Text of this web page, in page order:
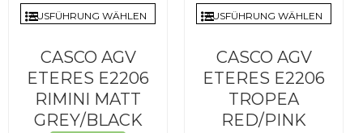
AUSFÜHRUNG WÄHLEN
CASCO AGV
ETERES E2206
RIMINI MATT
GREY/BLACK
AUSFÜHRUNG WÄHLEN
CASCO AGV
ETERES E2206
TROPEA
RED/PINK